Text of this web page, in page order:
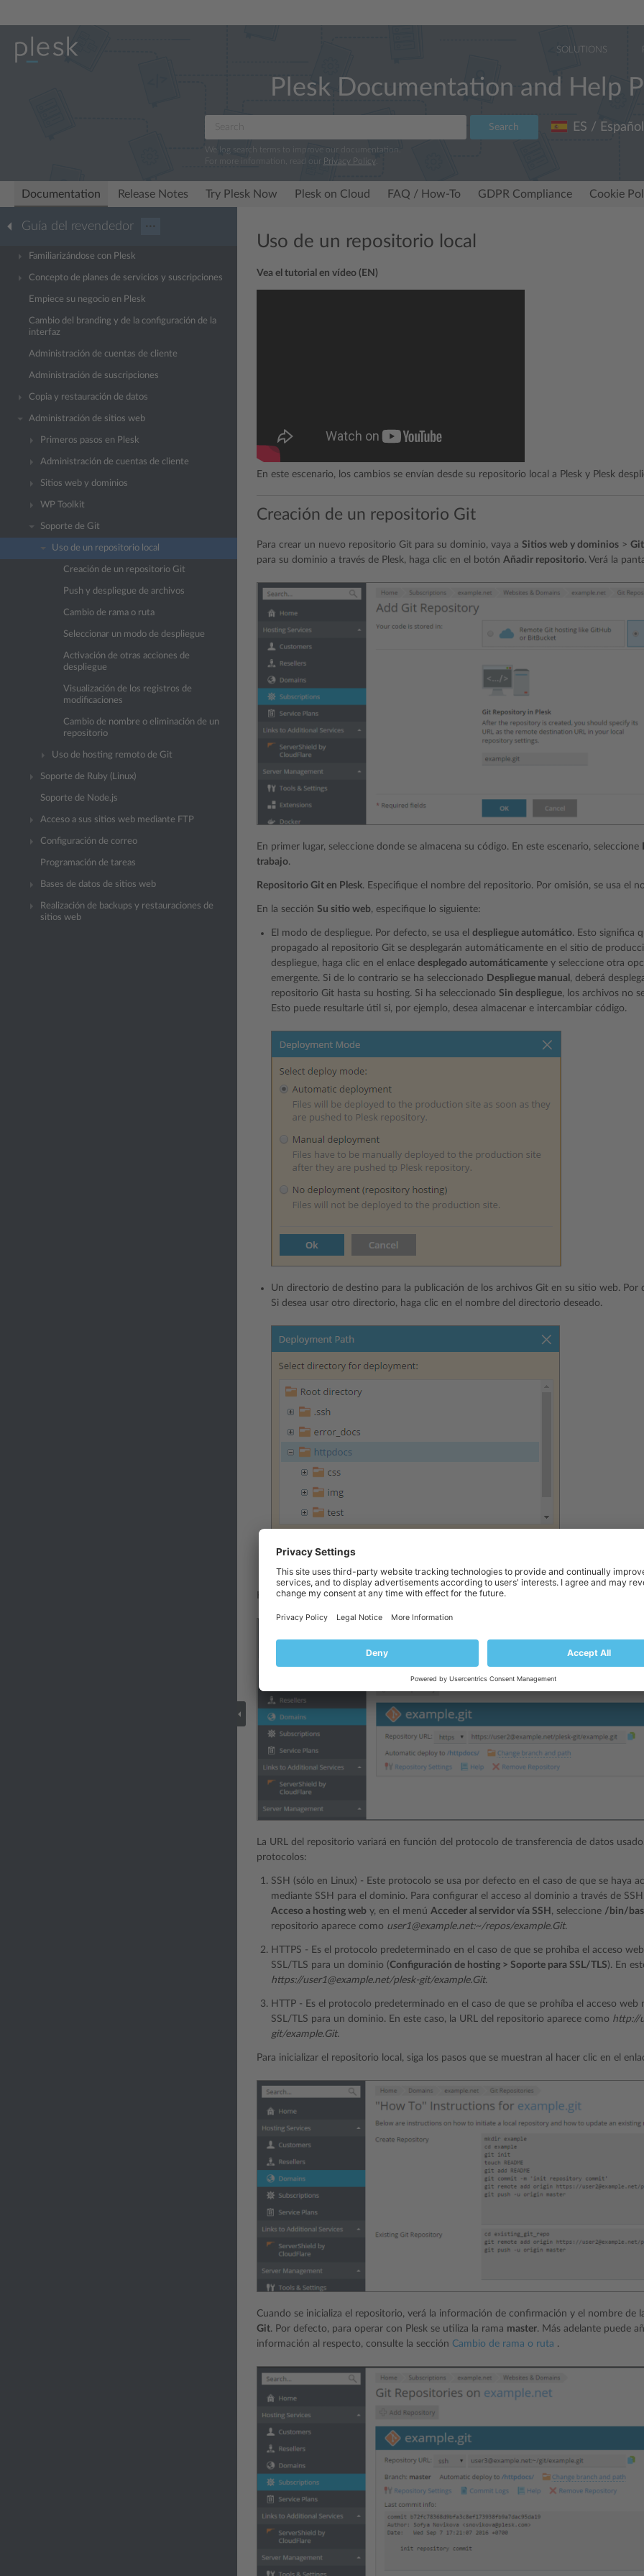
SOLUTIONS
Plesk Documentation and Help
Search
We log search terms to improve our documentation.
For more information, read our Privacy Policy.
ES / Español
Documentation Release Notes Try Plesk Now Plesk on Cloud FAQ / How-To GDPR Compliance Cookie
Guía del revendedor ···
Familiarizándose con Plesk
Concepto de planes de servicios y suscripciones
Empiece su negocio en Plesk
Cambio del branding y de la configuración de la
interfaz
Administración de cuentas de cliente
Administración de suscripciones
Copia y restauración de datos
Administración de sitios web
Primeros pasos en Plesk
Administración de cuentas de cliente
Sitios web y dominios
WP Toolkit
Soporte de Git
Uso de un repositorio local
Creación de un repositorio Git
Push y despliegue de archivos
Cambio de rama o ruta
Seleccionar un modo de despliegue
Activación de otras acciones de
despliegue
Visualización de los registros de
modificaciones
Cambio de nombre o eliminación de un
repositorio
Uso de hosting remoto de Git
Soporte de Ruby (Linux)
Soporte de Node.js
Acceso a sus sitios web mediante FTP
Configuración de correo
Programación de tareas
Bases de datos de sitios web
Realización de backups y restauraciones de
sitios web
Uso de un repositorio local
Vea el tutorial en vídeo (EN)
En este escenario, los cambios se envían desde su repositorio local a Plesk y Plesk
Creación de un repositorio Git
Para crear un nuevo repositorio Git para su dominio, vaya a Sitios web y dominios > Git
para su dominio a través de Plesk, haga clic en el botón Añadir repositorio. Verá la
En primer lugar, seleccione donde se almacena su código. En este escenario, seleccione
trabajo.
Repositorio Git en Plesk. Especifique el nombre del repositorio. Por omisión, se usa el
En la sección Su sitio web, especifique lo siguiente:
El modo de despliegue. Por defecto, se usa el despliegue automático. Esto significa
propagado al repositorio Git se desplegarán automáticamente en el sitio de
despliegue, haga clic en el enlace desplegado automáticamente y seleccione otra
emergente. Si de lo contrario se ha seleccionado Despliegue manual , deberá
repositorio Git hasta su hosting. Si ha seleccionado Sin despliegue, los archivos no
Esto puede resultarle útil si, por ejemplo, desea almacenar e intercambiar código.
Un directorio de destino para la publicación de los archivos Git en su sitio web.
Si desea usar otro directorio, haga clic en el nombre del directorio deseado.
Haga clic enACEPTAR .Se creará el nuevo repositorio y este se mostrará en la página
La URL del repositorio variará en función del protocolo de transferencia de datos
protocolos:
SSH (sólo en Linux) - Este protocolo se usa por defecto en el caso de que se haya
mediante SSH para el dominio. Para configurar el acceso al dominio a través de
Acceso a hosting web y, en el menú Acceder al servidor vía SSH , seleccione /bin/
repositorio aparece como user1@example.net:~/repos/example.Git.
HTTPS - Es el protocolo predeterminado en el caso de que se prohíba el acceso
SSL/TLS para un dominio (Configuración de hosting > Soporte para SSL/TLS). En
https://user1@example.net/plesk-git/example.Git.
HTTP - Es el protocolo predeterminado en el caso de que se prohíba el acceso
SSL/TLS para un dominio. En este caso, la URL del repositorio aparece como http://
git/example.Git.
Para inicializar el repositorio local, siga los pasos que se muestran al hacer clic en el
Cuando se inicializa el repositorio, verá la información de confirmación y el nombre de
Git. Por defecto, para operar con Plesk se utiliza la rama master. Más adelante puede
información al respecto, consulte la sección Cambio de rama o ruta .